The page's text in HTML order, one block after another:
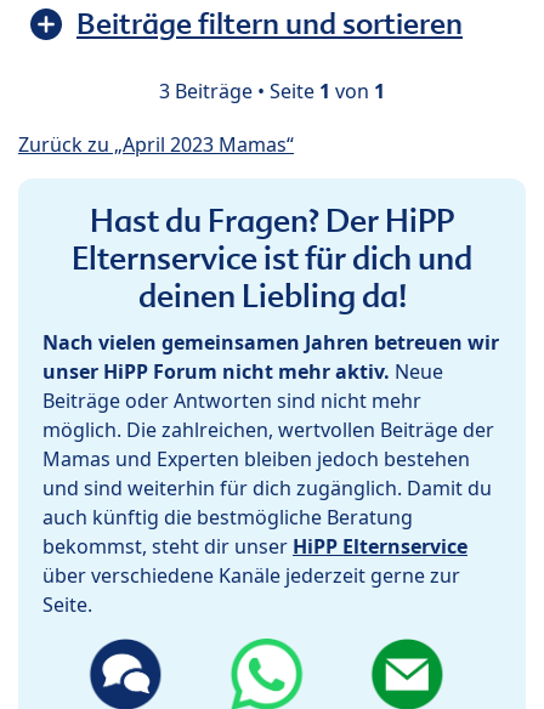
Beiträge filtern und sortieren
3 Beiträge • Seite 1 von 1
Zurück zu „April 2023 Mamas“
Hast du Fragen? Der HiPP
Elternservice ist für dich und
deinen Liebling da!
Nach vielen gemeinsamen Jahren betreuen wir
unser HiPP Forum nicht mehr aktiv. Neue
Beiträge oder Antworten sind nicht mehr
möglich. Die zahlreichen, wertvollen Beiträge der
Mamas und Experten bleiben jedoch bestehen
und sind weiterhin für dich zugänglich. Damit du
auch künftig die bestmögliche Beratung
bekommst, steht dir unser HiPP Elternservice
über verschiedene Kanäle jederzeit gerne zur
Seite.